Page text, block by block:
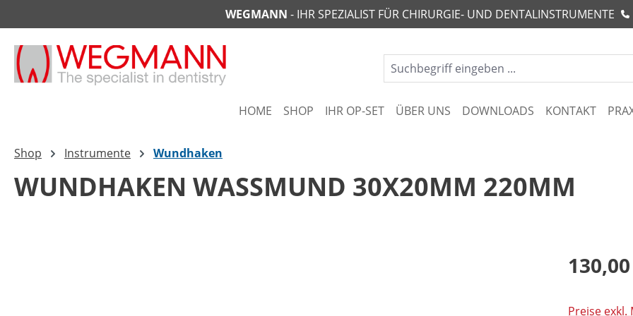
Zur Hauptnavigation springenWEGMANN - IHR SPEZIALIST FÜR CHIRURGIE- UND DENTALINSTRUMENTE
HOME SHOP IHR OP-SET ÜBER UNS DOWNLOADS KONTAKT
Shop Instrumente Wundhaken
WUNDHAKEN WASSMUND 30X20MM 220MM
Preise exkl.